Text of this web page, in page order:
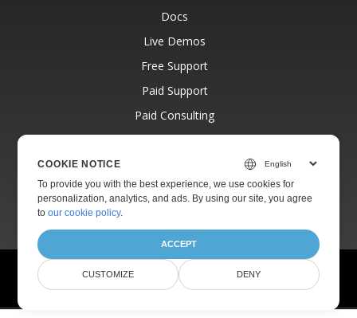
Docs
Live Demos
Free Support
Paid Support
Paid Consulting
Blog
About
© Aspose Pty Ltd 2001-2026.
All Rights Reserved.
Terms of use
COOKIE NOTICE
To provide you with the best experience, we use cookies for
personalization, analytics, and ads. By using our site, you agree
toour cookie policy.
ACCEPT
CUSTOMIZE DENY